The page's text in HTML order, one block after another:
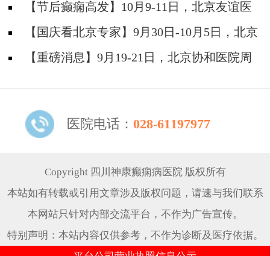
神经内科胡颖教授亲临成都会诊，破解癫痫疑难
【节后癫痫高发】10月9-11日，北京友谊医
院陈葵博士免费会诊+治疗援助，破解癫痫难
题！
【国庆看北京专家】9月30日-10月5日，北京
天坛&首钢医院两大专家蓉城亲诊+癫痫大额救
【重磅消息】9月19-21日，北京协和医院周
线！
医院电话： 028-61197977
Copyright 四川神康癫痫病医院 版权所有
本站如有转载或引用文章涉及版权问题，请速与我们联系
本网站只针对内部交流平台，不作为广告宣传。
特别声明：本站内容仅供参考，不作为诊断及医疗依据。